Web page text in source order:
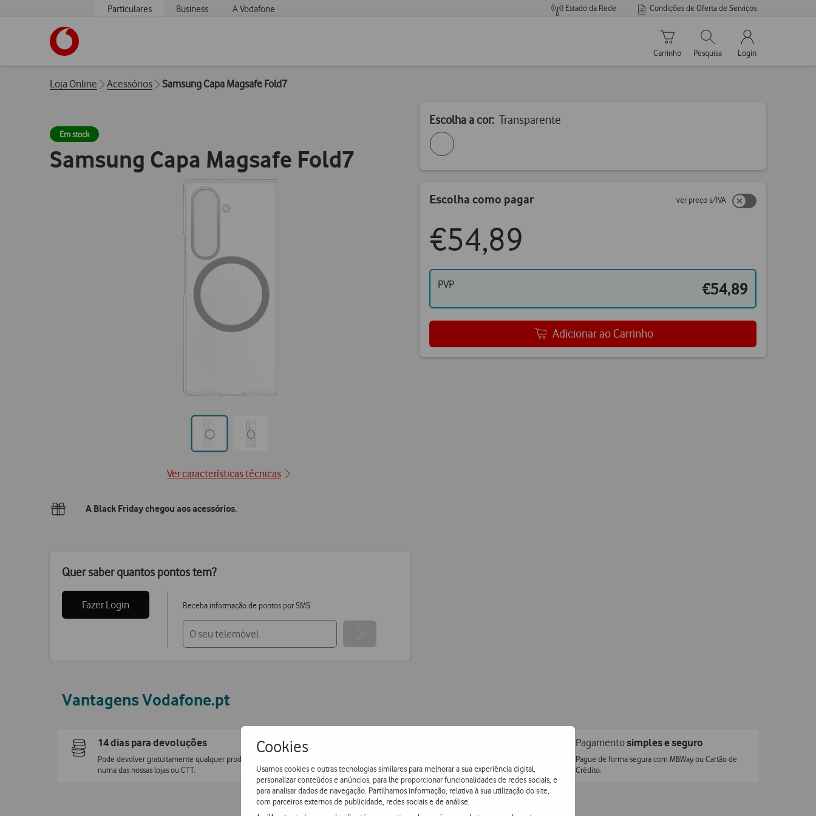
Cookies
Usamos cookies e outras tecnologias similares para melhorar a sua experiência digital,
personalizar conteúdos e anúncios, para lhe proporcionar funcionalidades de redes sociais, e
para analisar dados de navegação. Partilhamos informação, relativa à sua utilização do site,
com parceiros externos de publicidade, redes sociais e de análise.
Particulares Business A Vodafone Estado da Rede Condições de Oferta de Serviços
Carrinho de compras
Carrinho
Pesquisar
Pesquisa
My Vodafone
Login
Breadcrumbs
Loja Online Acessórios Samsung Capa Magsafe Fold7
Em stock
Samsung Capa Magsafe Fold7
Ir
para
posição0
Ir
posição1
Ver características técnicas
A Black Friday chegou aos acessórios.
Quer saber quantos pontos tem?
Fazer Login Receba informação de pontos por SMS
Escolha a cor: Transparente
Escolha como pagar ver preço s/IVA
€54,89
PVP €54,89
Adicionar ao Carrinho
Vantagens Vodafone.pt
14 dias para devoluções
Pode devolver gratuitamente qualquer produto
numa das nossas lojas ou CTT.
seguinteou receba em loja.
Pagamentosimples e seguro
Pague de forma segura com MBWay ou Cartão de
Crédito.